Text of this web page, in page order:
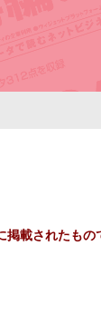
載されたも